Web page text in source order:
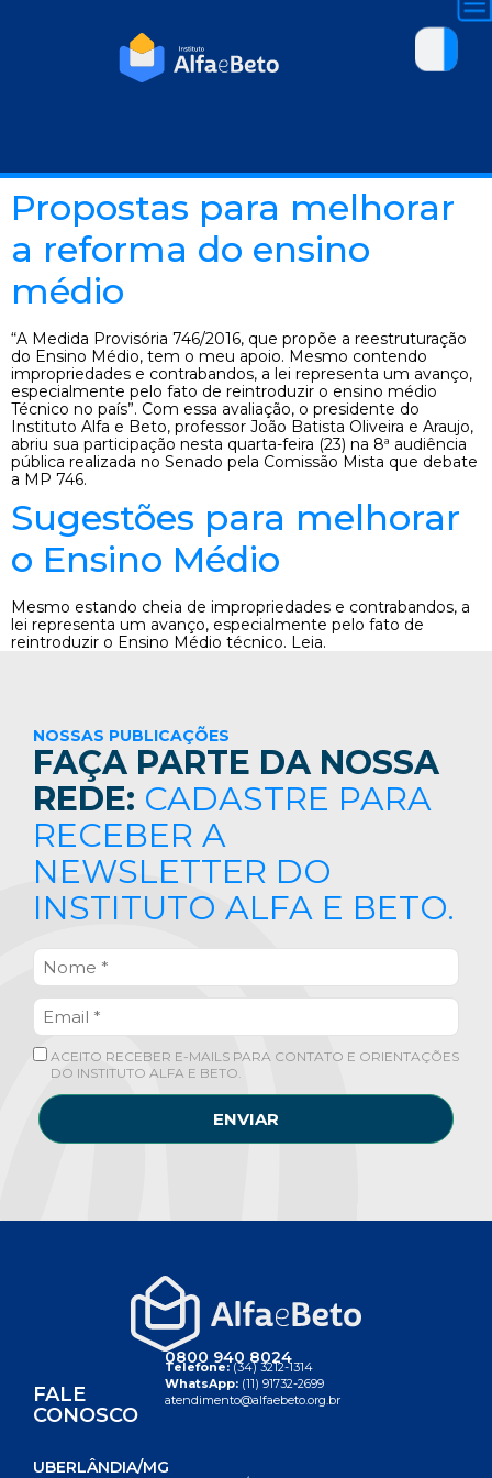
Propostas para melhorar
a reforma do ensino
médio
“A Medida Provisória 746/2016, que propõe a reestruturação
do Ensino Médio, tem o meu apoio. Mesmo contendo
impropriedades e contrabandos, a lei representa um avanço,
especialmente pelo fato de reintroduzir o ensino médio
Técnico no país”. Com essa avaliação, o presidente do
Instituto Alfa e Beto, professor João Batista Oliveira e Araujo,
abriu sua participação nesta quarta-feira (23) na 8ª audiência
pública realizada no Senado pela Comissão Mista que debate
a MP 746.
Sugestões para melhorar
o Ensino Médio
Mesmo estando cheia de impropriedades e contrabandos, a
lei representa um avanço, especialmente pelo fato de
reintroduzir o Ensino Médio técnico. Leia.
NOSSAS PUBLICAÇÕES
FAÇA PARTE DA NOSSA
REDE: CADASTRE PARA
RECEBER A
NEWSLETTER DO
INSTITUTO ALFA E BETO.
ACEITO RECEBER E-MAILS PARA CONTATO E ORIENTAÇÕES
DO INSTITUTO ALFA E BETO.
ENVIAR
FALE
CONOSCO
0800 940 8024
Telefone:(34) 3212-1314
WhatsApp: (11) 91732-2699
atendimento@alfaebeto.org.br
UBERLÂNDIA/MG